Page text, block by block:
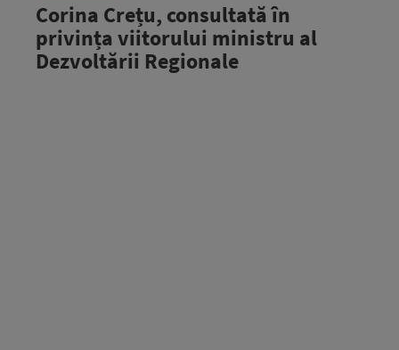
Corina Crețu, consultată în
privința viitorului ministru al
Dezvoltării Regionale